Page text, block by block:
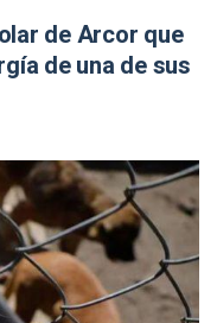
de Arcor que
de una de sus